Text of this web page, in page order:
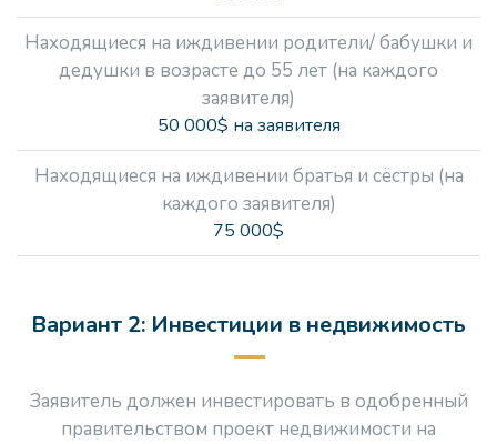
Находящиеся на иждивении родители/ бабушки и
дедушки в возрасте до 55 лет (на каждого
заявителя)
50 000$ на заявителя
Находящиеся на иждивении братья и сёстры (на
каждого заявителя)
75 000$
Вариант 2: Инвестиции в недвижимость
Заявитель должен инвестировать в одобренный
правительством проект недвижимости на